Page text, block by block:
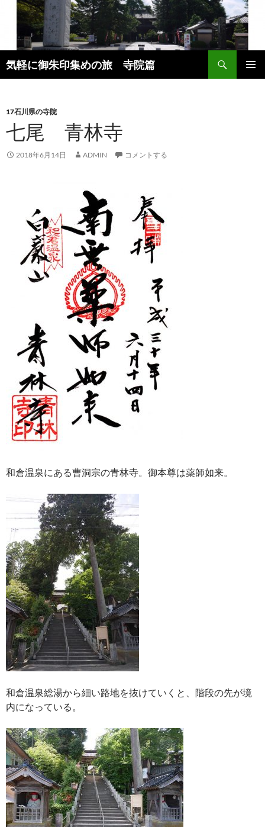
ン
ツ
へ
プ
気軽に御朱印集めの旅 寺院篇
索
17石川県の寺院
七尾 青林寺
2018年6月14日 ADMIN コメントする
和倉温泉にある曹洞宗の青林寺。御本尊は薬師如来。
和倉温泉総湯から細い路地を抜けていくと、階段の先が境
内になっている。